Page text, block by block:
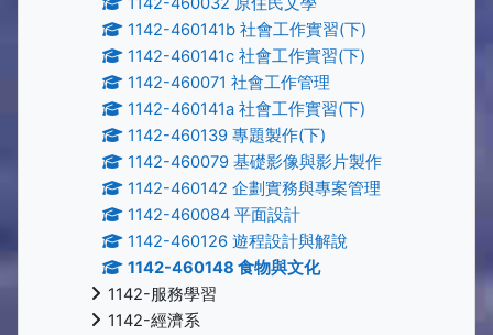
1142-460141b 社會工作實習(下)
1142-460141c 社會工作實習(下)
1142-460071 社會工作管理
1142-460141a 社會工作實習(下)
1142-460139 專題製作(下)
1142-460079 基礎影像與影片製作
1142-460142 企劃實務與專案管理
1142-460084 平面設計
1142-460126 遊程設計與解說
1142-460148 食物與文化
1142-服務學習
1142-經濟系